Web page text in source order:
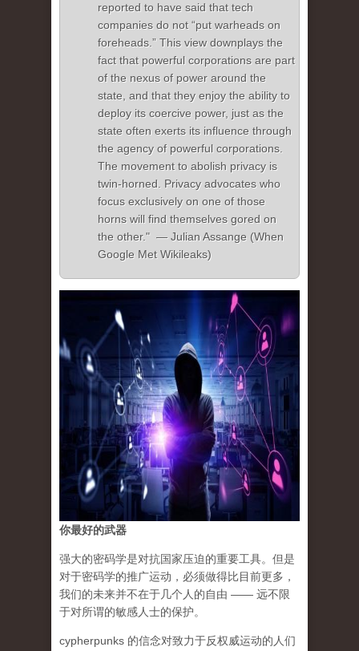
reported to have said that tech
companies do not “put warheads on
foreheads.” This view downplays the
fact that powerful corporations are part
of the nexus of power around the
state, and that they enjoy the ability to
deploy its coercive power, just as the
state often exerts its influence through
the agency of powerful corporations.
The movement to abolish privacy is
twin-horned. Privacy advocates who
focus exclusively on one of those
horns will find themselves gored on
the other." — Julian Assange (When
Google Met Wikileaks)
你最好的武器
强大的密码学是对抗国家压迫的重要工具。但是
对于密码学的推广运动，必须做得比目前更多，
我们的未来并不在于几个人的自由 —— 远不限
于对所谓的敏感人士的保护。
cypherpunks 的信念对致力于反权威运动的人们